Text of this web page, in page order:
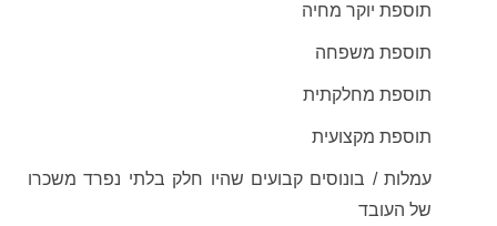
תוספת יוקר מחיה
תוספת משפחה
תוספת מחלקתית
תוספת מקצועית
עמלות / בונוסים קבועים שהיו חלק בלתי נפרד משכרו
של העובד